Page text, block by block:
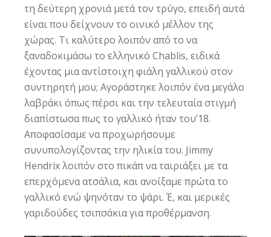
τη δεύτερη χρονιά μετά τον τρύγο, επειδή αυτά
είναι που δείχνουν το οινικό μέλλον της
χώρας. Τι καλύτερο λοιπόν από το να
ξαναδοκιμάσω το ελληνικό Chablis, ειδικά
έχοντας μια αντίστοιχη φιάλη γαλλικού στον
συντηρητή μου; Αγοράστηκε λοιπόν ένα μεγάλο
λαβράκι όπως πέρσι και την τελευταία στιγμή
διαπίστωσα πως το γαλλικό ήταν του’18.
Αποφασίσαμε να προχωρήσουμε
συνυπολογίζοντας την ηλικία του. Jimmy
Hendrix λοιπόν στο πικάπ να ταιριάξει με τα
επερχόμενα ατσάλια, και ανοίξαμε πρώτα το
γαλλικό ενώ ψηνόταν το ψάρι. Έ, και μερικές
γαριδούδες τσιπσάκια για προθέρμανση.